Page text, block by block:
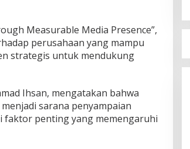
Measurable Media Presence”,
perusahaan yang mampu
strategis untuk mendukung
Ihsan, mengatakan bahwa
sarana penyampaian
faktor penting yang memengaruhi